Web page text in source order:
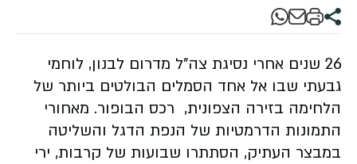
26 שנים אחרי נסיגת צה"ל מדרום לבנון, לוחמי
גבעתי שבו אל אחד הסמלים הבולטים ביותר של
הלחימה בזירה הצפונית, רכס הבופור. מאחורי
התמונות הדרמטיות של הנפת הדגל והשליטה
במבצר העתיק, הסתתרו שבועות של קרבות, ירי